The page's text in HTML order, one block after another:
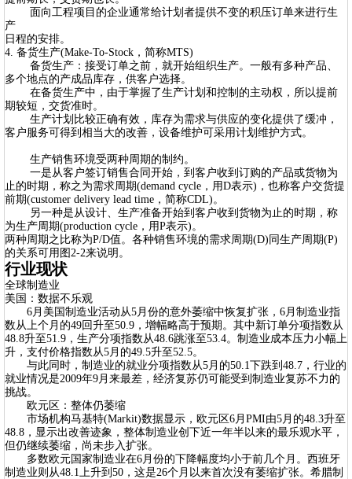
面向工程项目的企业通常给计划者提供不变的积压订单来进行生
产
日程的安排。
4. 备货生产(Make-To-Stock，简称MTS)
备货生产：接受订单之前，就开始组织生产。一般有多种产品、
多个地点的产成品库存，供客户选择。
在备货生产中，由于掌握了生产计划和控制的主动权，所以提前
期较短，交货准时。
生产计划比较正确有效，库存为需求与供应的变化提供了缓冲，
客户服务可得到相当大的改善，设备维护可采用计划维护方式。
生产销售环境受两种周期的制约。
一是从客户签订销售合同开始，到客户收到订购的产品或货物为
止的时期，称之为需求周期(demand cycle，用D表示)，也称客户交货提
前期(customer delivery lead time，简称CDL)。
另一种是从设计、生产准备开始到客户收到货物为止的时期，称
为生产周期(production cycle，用P表示)。
两种周期之比称为P/D值。各种销售环境的需求周期(D)同生产周期(P)
的关系可用图2-2来说明。
行业现状
全球制造业
美国：数据不乐观
6月美国制造业活动从5月份的意外萎缩中恢复扩张，6月制造业指
数从上个月的49回升至50.9，增幅略高于预期。其中新订单分项指数从
48.8升至51.9，生产分项指数从48.6跳涨至53.4。制造业成本压力小幅上
升，支付价格指数从5月的49.5升至52.5。
与此同时，制造业的就业分项指数从5月的50.1下跌到48.7，行业的
就业情况是2009年9月来最差，经济复苏仍可能受到制造业复苏不力的
挑战。
欧元区：整体仍萎缩
市场机构马基特(Markit)数据显示，欧元区6月PMI由5月的48.3升至
48.8，显示出改善迹象，整体制造业创下近一年半以来的最乐观水平，
但仍继续萎缩，尚未步入扩张。
多数欧元国家制造业在6月份的下降幅度均小于前几个月。西班牙
制造业则从48.1上升到50，这是26个月以来首次没有萎缩扩张。希腊制